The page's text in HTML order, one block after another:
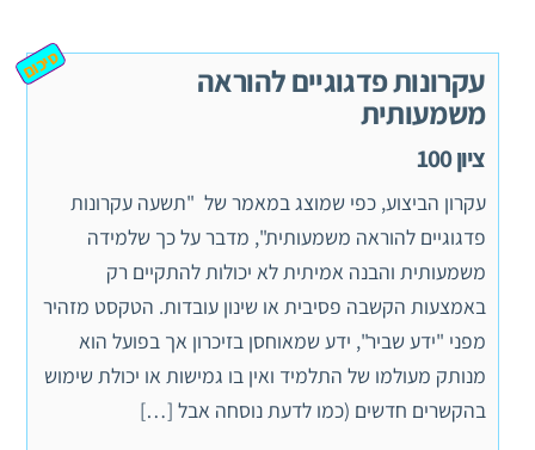
עקרונות פדגוגיים להוראה
משמעותית
ציון 100
סיכום
עקרון הביצוע, כפי שמוצג במאמר של "תשעה עקרונות
פדגוגיים להוראה משמעותית", מדבר על כך שלמידה
משמעותית והבנה אמיתית לא יכולות להתקיים רק
באמצעות הקשבה פסיבית או שינון עובדות. הטקסט מזהיר
מפני "ידע שביר", ידע שמאוחסן בזיכרון אך בפועל הוא
מנותק מעולמו של התלמיד ואין בו גמישות או יכולת שימוש
בהקשרים חדשים (כמו לדעת נוסחה אבל […]